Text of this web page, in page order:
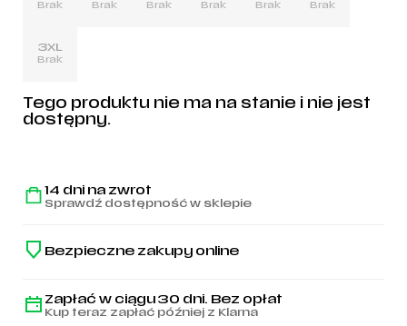
Brak Brak Brak Brak Brak Brak
3XL
Brak
Tego produktu nie ma na stanie i nie jest
dostępny.
14 dni na zwrot
Sprawdź dostępność w sklepie
Bezpieczne zakupy online
Zapłać w ciągu 30 dni. Bez opłat
Kup teraz zapłać później z Klarna